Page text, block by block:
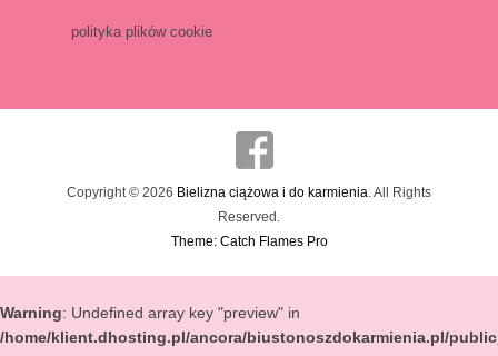
polityka plików cookie
Copyright © 2026 Bielizna ciążowa i do karmienia. All Rights
Reserved.
Theme: Catch Flames Pro
Warning: Undefined array key "preview" in
/home/klient.dhosting.pl/ancora/biustonoszdokarmienia.pl/